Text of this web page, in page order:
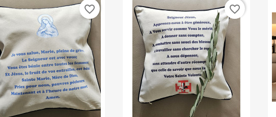
favorite_border favorite_border